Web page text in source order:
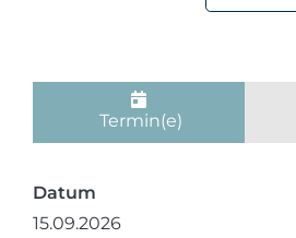
Termin(e)
Datum
15.09.2026